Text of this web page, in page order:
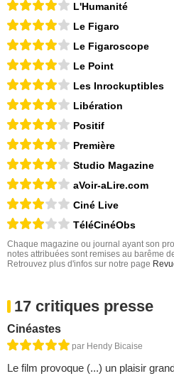
L'Humanité
Le Figaro
Le Figaroscope
Le Point
Les Inrockuptibles
Libération
Positif
Première
Studio Magazine
aVoir-aLire.com
Ciné Live
TéléCinéObs
Chaque magazine ou journal ayant son
notes attribuées sont remises au barême
Retrouvez plus d'infos sur notre page
17 critiques presse
Cinéastes
par Hendy Bicaise
Le film provoque (...) un plaisir